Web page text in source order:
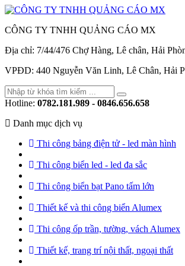
CÔNG TY TNHH QUẢNG CÁO MX
Địa chỉ: 7/44/476 Chợ Hàng, Lê chân, Hải
VPĐD: 440 Nguyễn Văn Linh, Lê Chân, Hải
Hotline: 0782.181.989 - 0846.656.658
Danh mục dịch vụ
Thi công bảng điện tử - led màn hình
Thi công biển led - led đa sắc
Thi công biển bạt Pano tấm lớn
Thiết kế và thi công biển Alumex
Thi công ốp trần, tường, vách Alumex
Thiết kế, trang trí nội thất, ngoại thất